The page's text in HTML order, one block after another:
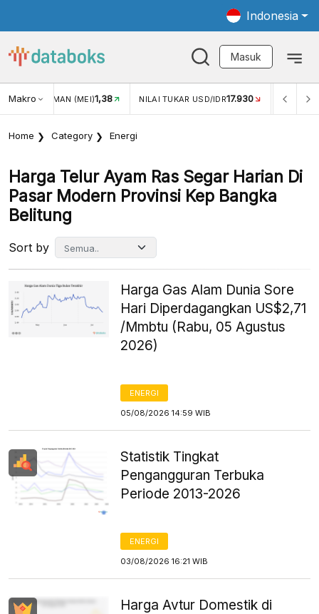
Indonesia
Masuk
MakroWISMAN (MEI)1,38 NILAI TUKAR USD/IDR17.930 INFLASI
Home Category Energi
Harga Telur Ayam Ras Segar Harian Di
Pasar Modern Provinsi Kep Bangka
Belitung
Sort by
Harga Gas Alam Dunia Sore
Hari Diperdagangkan US$2,71
/Mmbtu (Rabu, 05 Agustus
2026)
ENERGI
05/08/2026 14:59 WIB
Statistik Tingkat
Pengangguran Terbuka
Periode 2013-2026
ENERGI
03/08/2026 16:21 WIB
Harga Avtur Domestik di